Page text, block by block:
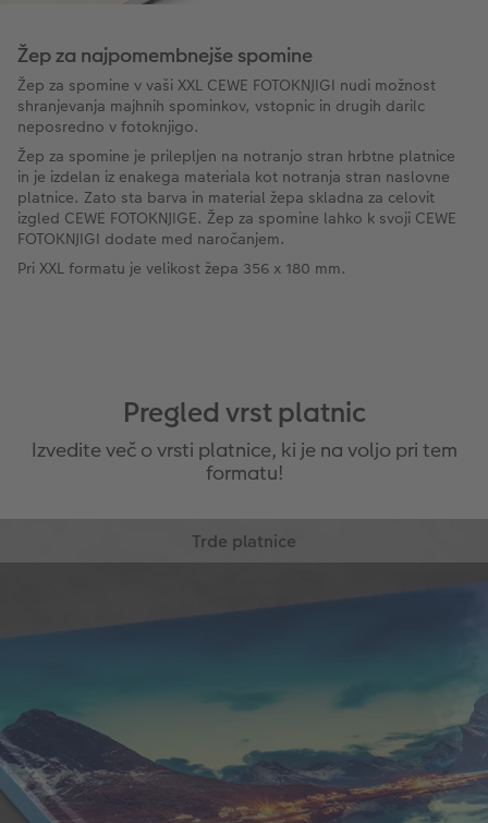
Žep za najpomembnejše spomine
Žep za spomine v vaši XXL CEWE FOTOKNJIGI nudi možnost
shranjevanja majhnih spominkov, vstopnic in drugih darilc
neposredno v fotoknjigo.
Žep za spomine je prilepljen na notranjo stran hrbtne platnice
in je izdelan iz enakega materiala kot notranja stran naslovne
platnice. Zato sta barva in material žepa skladna za celovit
izgled CEWE FOTOKNJIGE. Žep za spomine lahko k svoji CEWE
FOTOKNJIGI dodate med naročanjem.
Pri XXL formatu je velikost žepa 356 x 180 mm.
Pregled vrst platnic
Izvedite več o vrsti platnice, ki je na voljo pri tem
formatu!